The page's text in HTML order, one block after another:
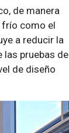
de manera
frío como el
a reducir la
las pruebas de
de diseño